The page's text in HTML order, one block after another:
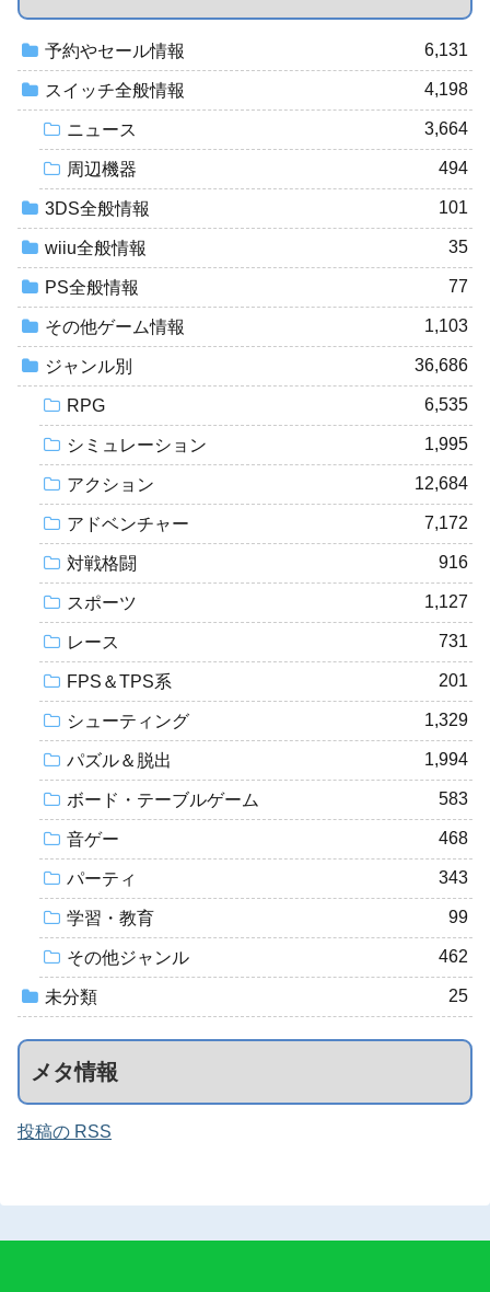
予約やセール情報 6,131
スイッチ全般情報 4,198
ニュース 3,664
周辺機器 494
3DS全般情報 101
wiiu全般情報 35
PS全般情報 77
その他ゲーム情報 1,103
ジャンル別 36,686
RPG 6,535
シミュレーション 1,995
アクション 12,684
アドベンチャー 7,172
対戦格闘 916
スポーツ 1,127
レース 731
FPS＆TPS系 201
シューティング 1,329
パズル＆脱出 1,994
ボード・テーブルゲーム 583
音ゲー 468
パーティ 343
学習・教育 99
その他ジャンル 462
未分類 25
メタ情報
投稿の RSS